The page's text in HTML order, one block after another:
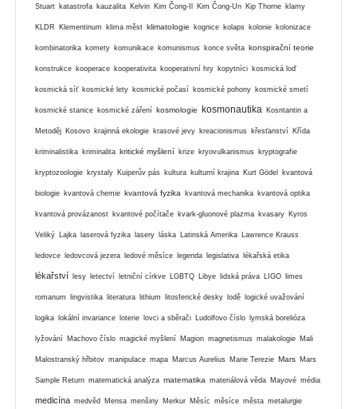
Stuart katastrofa kauzalita Kelvin Kim Čong-Il Kim Čong-Un Kip Thorne klamy
KLDR Klementinum klima měst klimatologie kognice kolaps kolonie kolonizace
kombinatorika komety komunikace komunismus konce světa konspirační teorie
konstrukce kooperace kooperativita kooperativní hry kopytníci kosmická loď
kosmická síť kosmické lety kosmické počasí kosmické pohony kosmické smetí
kosmické stanice kosmické záření kosmologie kosmonautika Kosntantin a
Metoděj Kosovo krajinná ekologie krasové jevy kreacionismus křesťanství Křída
kriminalistika kriminalita kritické myšlení krize kryovulkanismus kryptografie
kryptozoologie krystaly Kuiperův pás kultura kulturní krajina Kurt Gödel kvantová
biologie kvantová chemie kvantová fyzika kvantová mechanika kvantová optika
kvantová provázanost kvantové počítače kvark-gluonové plazma kvasary Kyros
Veliký Lajka laserová fyzika lasery láska Latinská Amerika Lawrence Krauss
ledovce ledovcová jezera ledové měsíce legenda legislativa lékařská etika
lékařství lesy letectví letniční církve LGBTQ Libye lidská práva LIGO limes
romanum lingvistika literatura lithium litosferické desky lodě logické uvažování
logika lokální invariance loterie lovci a sběrači Ludolfovo číslo lymská borelióza
lyžování Machovo číslo magické myšlení Magion magnetismus malakologie Mali
Malostranský hřbitov manipulace mapa Marcus Aurelius Marie Terezie Mars Mars
Sample Return matematická analýza matematika materiálová věda Mayové média
medicína medvěd Mensa menšiny Merkur Měsíc měsíce města metalurgie